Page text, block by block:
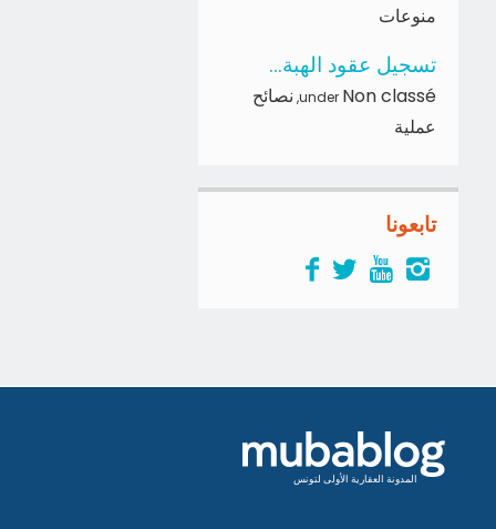
منوعات
تسجيل عقود الهبة...
under Non classé
, نصائح
عملية
تابعونا
المدونة العقارية الأولى لتونس